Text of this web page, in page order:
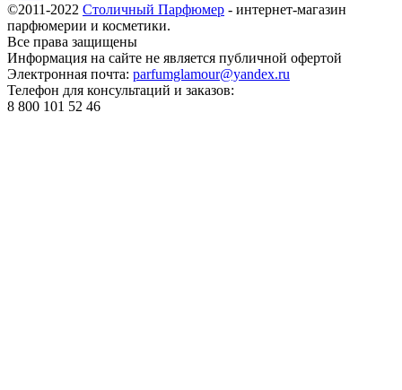
©2011-2022 Столичный Парфюмер - интернет-магазин
парфюмерии и косметики.
Все права защищены
Информация на сайте не является публичной офертой
Электронная почта: parfumglamour@yandex.ru
Телефон для консультаций и заказов:
8 800 101 52 46